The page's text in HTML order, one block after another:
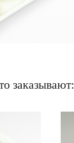
заказывают: